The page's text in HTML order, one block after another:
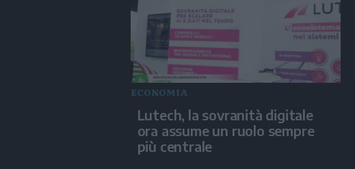
ECONOMIA
Lutech, la sovranità digitale
ora assume un ruolo sempre
più centrale